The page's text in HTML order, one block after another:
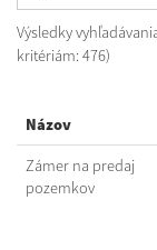
Výsledky
kritériám: 476)
Názov
Zámer na predaj
pozemkov